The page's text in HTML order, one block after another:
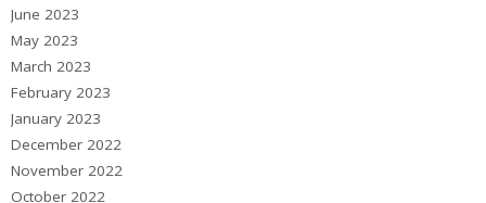
June 2023
May 2023
March 2023
February 2023
January 2023
December 2022
November 2022
October 2022